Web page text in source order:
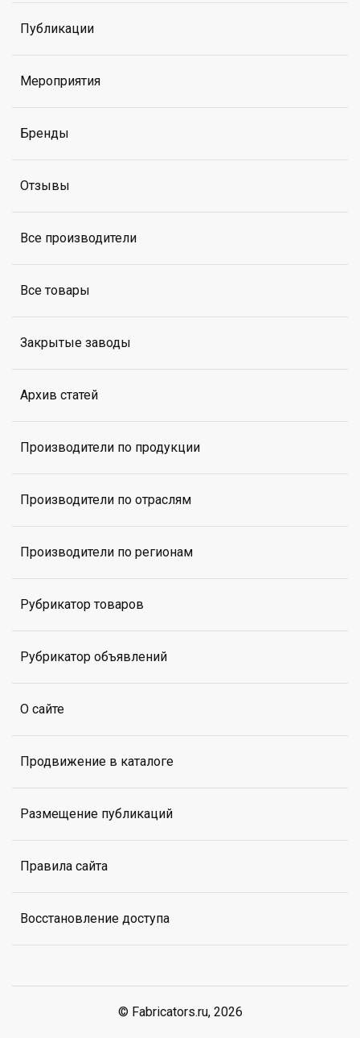
Публикации
Мероприятия
Бренды
Отзывы
Все производители
Все товары
Закрытые заводы
Архив статей
Производители по продукции
Производители по отраслям
Производители по регионам
Рубрикатор товаров
Рубрикатор объявлений
О сайте
Продвижение в каталоге
Размещение публикаций
Правила сайта
Восстановление доступа
© Fabricators.ru, 2026